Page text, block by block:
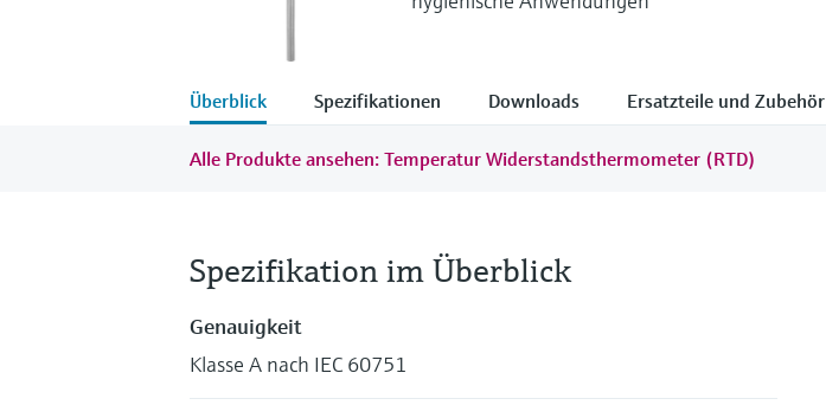
Überblick Spezifikationen Downloads Ersatzteile und Zubehör
Alle Produkte ansehen: Temperatur Widerstandsthermometer (RTD)
Spezifikation im Überblick
Genauigkeit
Klasse A nach IEC 60751